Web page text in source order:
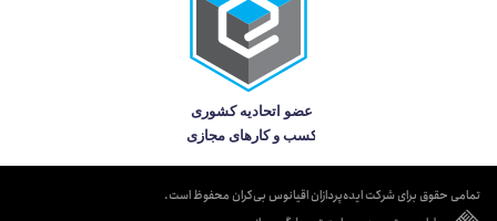
تمامی حقوق برای شرکت ایده‌پردازان اقیانوس بی‌کران محفوظ است.